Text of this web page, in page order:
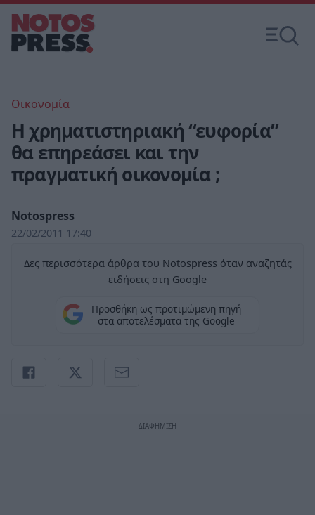
Οικονομία
Η χρηματιστηριακή “ευφορία”
θα επηρεάσει και την
πραγματική οικονομία ;
Notospress
22/02/2011 17:40
Δες περισσότερα άρθρα του Notospress όταν αναζητάς
ειδήσεις στη Google
Προσθήκη ως προτιμώμενη πηγή
στα αποτελέσματα της Google